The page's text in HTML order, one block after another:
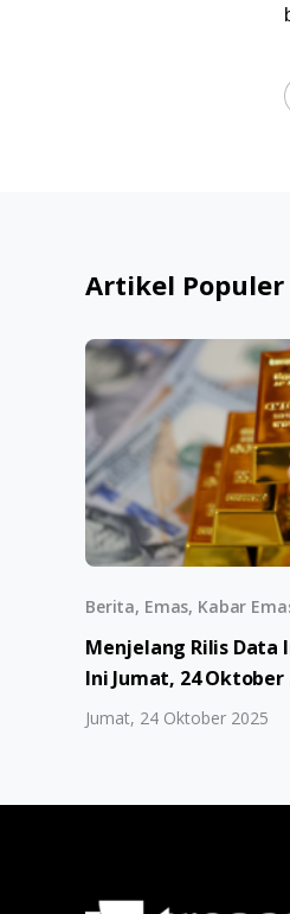
Artikel Populer
Berita, Emas, Kabar
Menjelang Rilis Data
Ini Jumat, 24
Jumat, 24 Oktober 2025